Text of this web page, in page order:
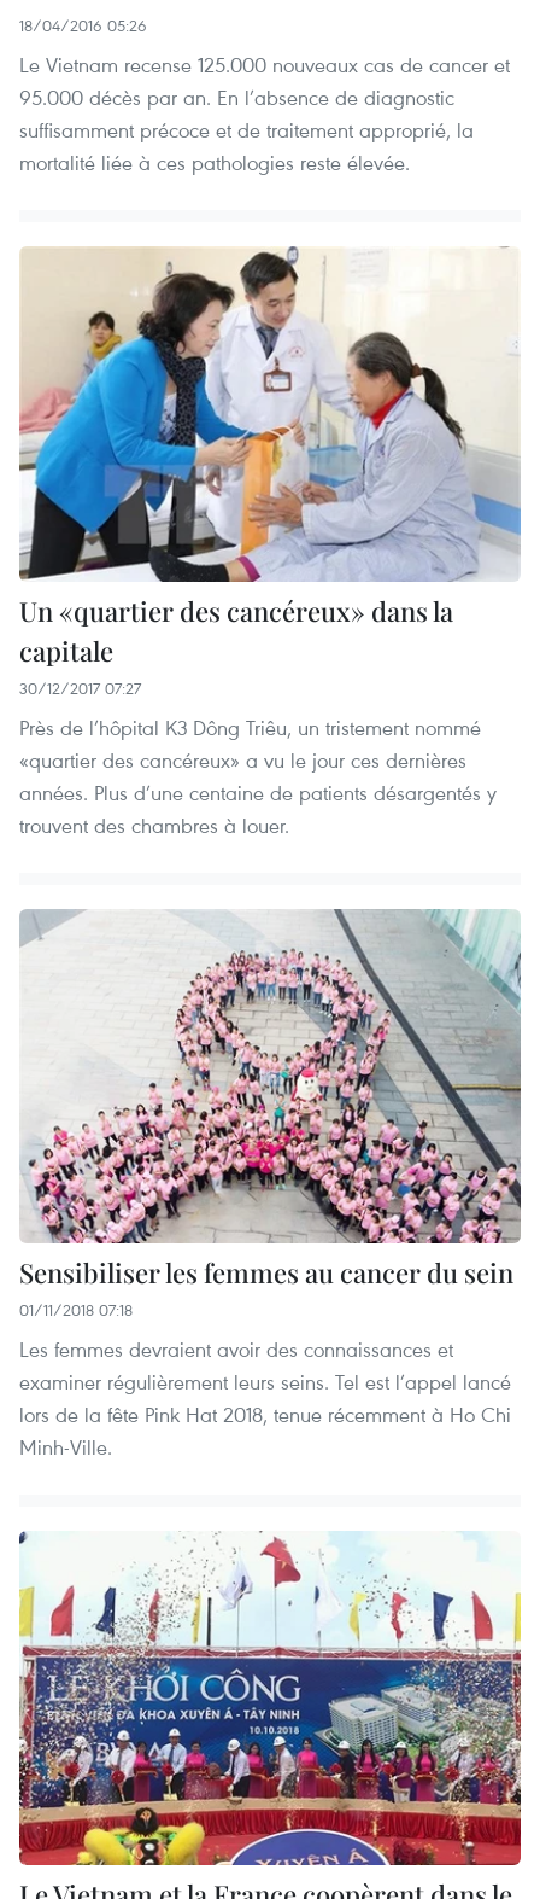
18/04/2016 05:26
Le Vietnam recense 125.000 nouveaux cas de cancer et
95.000 décès par an. En l’absence de diagnostic
suffisamment précoce et de traitement approprié, la
mortalité liée à ces pathologies reste élevée.
Un «quartier des cancéreux» dans la
capitale
30/12/2017 07:27
Près de l’hôpital K3 Dông Triêu, un tristement nommé
«quartier des cancéreux» a vu le jour ces dernières
années. Plus d’une centaine de patients désargentés y
trouvent des chambres à louer.
Sensibiliser les femmes au cancer du sein
01/11/2018 07:18
Les femmes devraient avoir des connaissances et
examiner régulièrement leurs seins. Tel est l’appel lancé
lors de la fête Pink Hat 2018, tenue récemment à Ho Chi
Minh-Ville.